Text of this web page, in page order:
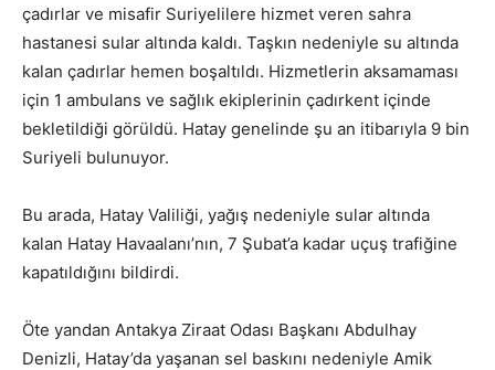
çadırlar ve misafir Suriyelilere hizmet veren sahra
hastanesi sular altında kaldı. Taşkın nedeniyle su altında
kalan çadırlar hemen boşaltıldı. Hizmetlerin aksamaması
için 1 ambulans ve sağlık ekiplerinin çadırkent içinde
bekletildiği görüldü. Hatay genelinde şu an itibarıyla 9 bin
Suriyeli bulunuyor.
Bu arada, Hatay Valiliği, yağış nedeniyle sular altında
kalan Hatay Havaalanı’nın, 7 Şubat’a kadar uçuş trafiğine
kapatıldığını bildirdi.
Öte yandan Antakya Ziraat Odası Başkanı Abdulhay
Denizli, Hatay’da yaşanan sel baskını nedeniyle Amik